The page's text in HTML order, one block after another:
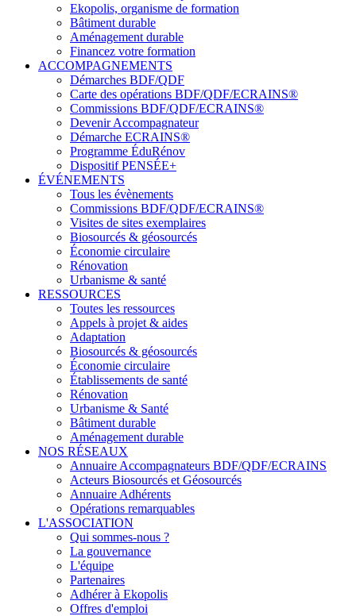
Ekopolis, organisme de formation
Bâtiment durable
Aménagement durable
Financez votre formation
ACCOMPAGNEMENTS
Démarches BDF/QDF
Carte des opérations BDF/QDF/ECRAINS®
Commissions BDF/QDF/ECRAINS®
Devenir Accompagnateur
Démarche ECRAINS®
Programme ÉduRénov
Dispositif PENSÉE+
ÉVÉNEMENTS
Tous les évènements
Commissions BDF/QDF/ECRAINS®
Visites de sites exemplaires
Biosourcés & géosourcés
Économie circulaire
Rénovation
Urbanisme & santé
RESSOURCES
Toutes les ressources
Appels à projet & aides
Adaptation
Biosourcés & géosourcés
Économie circulaire
Établissements de santé
Rénovation
Urbanisme & Santé
Bâtiment durable
Aménagement durable
NOS RÉSEAUX
Annuaire Accompagnateurs BDF/QDF/ECRAINS
Acteurs Biosourcés et Géosourcés
Annuaire Adhérents
Opérations remarquables
L'ASSOCIATION
Qui sommes-nous ?
La gouvernance
L'équipe
Partenaires
Adhérer à Ekopolis
Offres d'emploi